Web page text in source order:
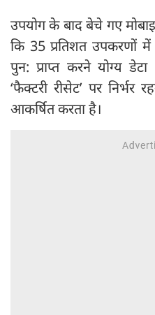
उपयोग के बाद बेचे गए
कि 35 प्रतिशत उपकरणों
पुन: प्राप्त करने योग्य
‘फैक्टरी रीसेट’ पर
आकर्षित करता है।